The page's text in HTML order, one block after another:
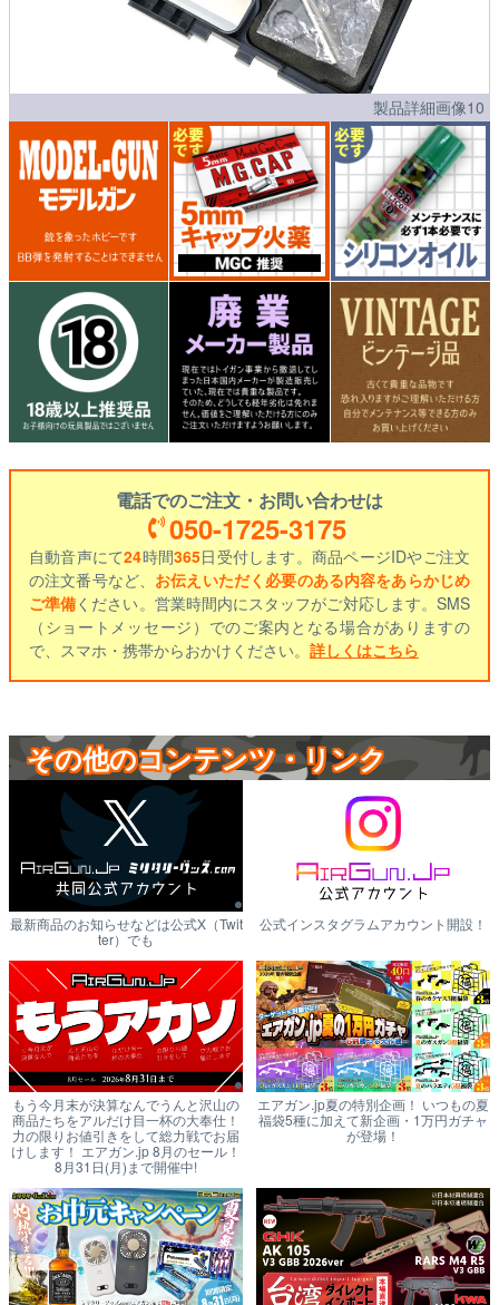
製品詳細画像10
電話でのご注文・お問い合わせは
050-1725-3175
自動音声にて24時間365日受付します。商品ページIDやご注文
の注文番号など、 お伝えいただく必要のある内容をあらかじめ
ご準備ください。営業時間内にスタッフがご対応します。SMS
（ショートメッセージ）でのご案内となる場合がありますの
で、スマホ・携帯からおかけください。 詳しくはこちら
その他のコンテンツ・リンク
最新商品のお知らせなどは公式X（Twit
ter）でも
公式インスタグラムアカウント開設！
もう今月末が決算なんでうんと沢山の
商品たちをアルだけ目一杯の大奉仕！
力の限りお値引きをして総力戦でお届
けします！ エアガン.jp 8月のセール！
8月31日(月)まで開催中!
エアガン.jp夏の特別企画！ いつもの夏
福袋5種に加えて新企画・1万円ガチャ
が登場！